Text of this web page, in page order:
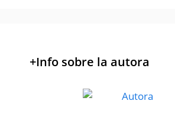
+Info sobre la autora